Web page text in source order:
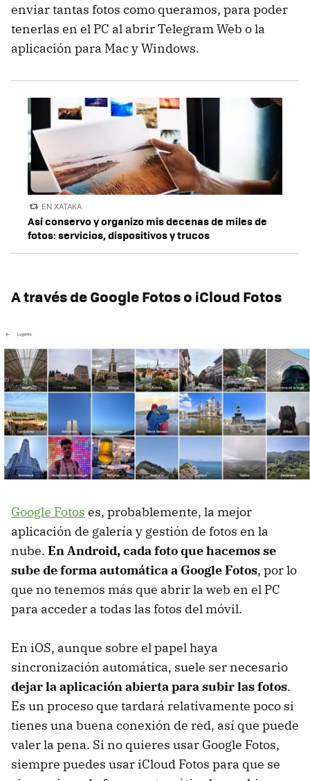
enviar tantas fotos como queramos, para poder
tenerlas en el PC al abrir Telegram Web o la
aplicación para Mac y Windows.
EN XATAKA
Así conservo y organizo mis decenas de miles de
fotos: servicios, dispositivos y trucos
A través de Google Fotos o iCloud Fotos
Google Fotos es, probablemente, la mejor
aplicación de galería y gestión de fotos en la
nube. En Android, cada foto que hacemos se
sube de forma automática a Google Fotos, por lo
que no tenemos más que abrir la web en el PC
para acceder a todas las fotos del móvil.
En iOS, aunque sobre el papel haya
sincronización automática, suele ser necesario
dejar la aplicación abierta para subir las fotos.
Es un proceso que tardará relativamente poco si
tienes una buena conexión de red, así que puede
valer la pena. Si no quieres usar Google Fotos,
siempre puedes usar iCloud Fotos para que se